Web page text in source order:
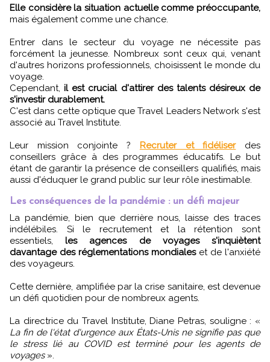
Elle considère la situation actuelle comme préoccupante,
mais également comme une chance.
Entrer dans le secteur du voyage ne nécessite pas
forcément la jeunesse. Nombreux sont ceux qui, venant
d'autres horizons professionnels, choisissent le monde du
voyage.
Cependant, il est crucial d'attirer des talents désireux de
s'investir durablement.
C'est dans cette optique que Travel Leaders Network s'est
associé au Travel Institute.
Leur mission conjointe ? Recruter et fidéliserdes
conseillers grâce à des programmes éducatifs. Le but
étant de garantir la présence de conseillers qualifiés, mais
aussi d'éduquer le grand public sur leur rôle inestimable.
Les conséquences de la pandémie : un défi majeur
La pandémie, bien que derrière nous, laisse des traces
indélébiles. Si le recrutement et la rétention sont
essentiels,les agences de voyages s'inquiètent
davantage des réglementations mondialeset de l'anxiété
des voyageurs.
Cette dernière, amplifiée par la crise sanitaire, est devenue
un défi quotidien pour de nombreux agents.
La directrice du Travel Institute, Diane Petras, souligne : «
La fin de l'état d'urgence aux États-Unis ne signifie pas que
le stress lié au COVID est terminé pour les agents de
voyages».